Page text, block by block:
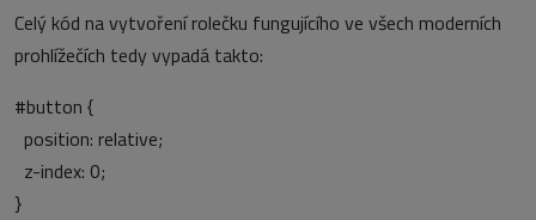
Celý kód na vytvoření rolečku fungujícího ve všech moderních
prohlížečích tedy vypadá takto:
#button {
position: relative;
z-index: 0;
}